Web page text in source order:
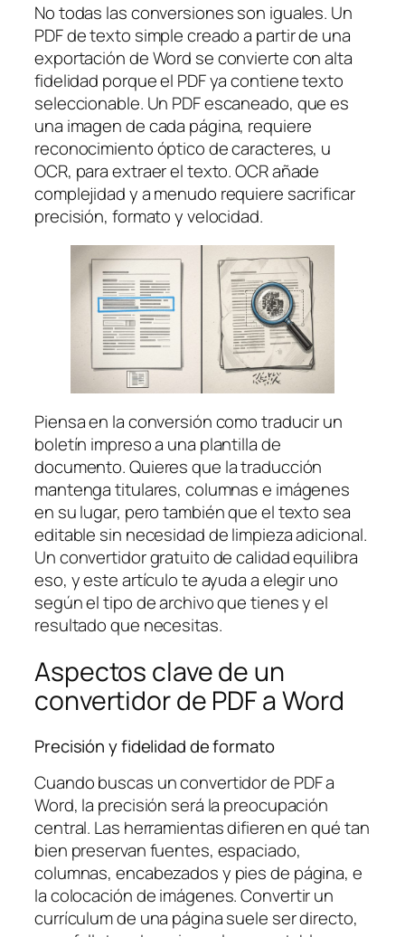
No todas las conversiones son iguales. Un
PDF de texto simple creado a partir de una
exportación de Word se convierte con alta
fidelidad porque el PDF ya contiene texto
seleccionable. Un PDF escaneado, que es
una imagen de cada página, requiere
reconocimiento óptico de caracteres, u
OCR, para extraer el texto. OCR añade
complejidad y a menudo requiere sacrificar
precisión, formato y velocidad.
Piensa en la conversión como traducir un
boletín impreso a una plantilla de
documento. Quieres que la traducción
mantenga titulares, columnas e imágenes
en su lugar, pero también que el texto sea
editable sin necesidad de limpieza adicional.
Un convertidor gratuito de calidad equilibra
eso, y este artículo te ayuda a elegir uno
según el tipo de archivo que tienes y el
resultado que necesitas.
Aspectos clave de un
convertidor de PDF a Word
Precisión y fidelidad de formato
Cuando buscas un convertidor de PDF a
Word, la precisión será la preocupación
central. Las herramientas difieren en qué tan
bien preservan fuentes, espaciado,
columnas, encabezados y pies de página, e
la colocación de imágenes. Convertir un
currículum de una página suele ser directo,